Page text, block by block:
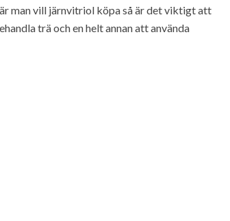
man vill järnvitriol köpa så är det viktigt att
trä och en helt annan att använda